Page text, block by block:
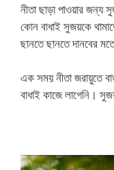
নীতা ছাড়া পাওয়ার জন্য
কোন বাধাই সুজয়কে
ছানতে ছানতে দানবের
এক সময় নীতা জরায়ুতে
বাধাই কাজে লাগেনি।